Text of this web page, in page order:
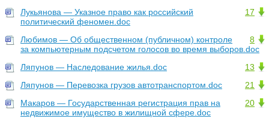
17
Лукьянова — Указное право как российский
политический феномен.doc
8
Любимов — Об общественном (публичном) контроле
за компьютерным подсчетом голосов во время выборов.doc
13
Ляпунов — Наследование жилья.doc
21
Ляпунов — Перевозка грузов автотранспортом.doc
20
Макаров — Государственная регистрация прав на
недвижимое имущество в жилищной сфере.doc